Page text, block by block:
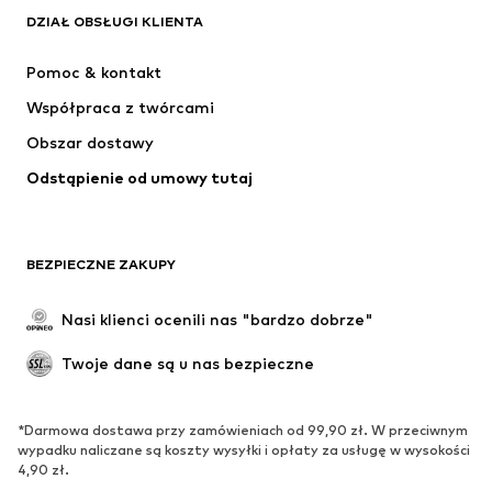
Next
NAME IT
DZIAŁ OBSŁUGI KLIENTA
Pomoc & kontakt
Współpraca z twórcami
Obszar dostawy
Odstąpienie od umowy tutaj
BEZPIECZNE ZAKUPY
Nasi klienci ocenili nas "bardzo dobrze"
Twoje dane są u nas bezpieczne
*Darmowa dostawa przy zamówieniach od 99,90 zł. W przeciwnym
wypadku naliczane są koszty wysyłki i opłaty za usługę w wysokości
4,90 zł.